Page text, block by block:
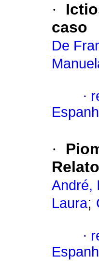
·
caso
De
·
·
André,
Laura;
·